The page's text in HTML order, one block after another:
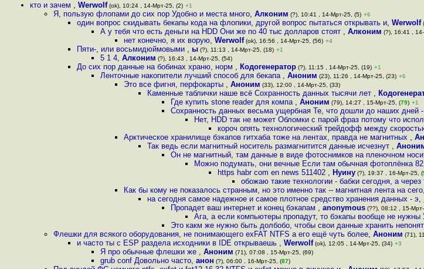
кто и зачем , Werwolf(ok), 10:24 , 14-Мрт-25, (2) +1
Я, пользую флопами до сих пор Удобно и места много, Алконим (?), 10:41 , 14-Мрт-25, (5) +6
один вопрос скидывать бекапы кода на флопики, другой вопрос пытаться открывать и, Werwolf
А у тебя что есть деньги на HDD Они же по 40 тыс долларов стоят , Алконим (?), 16:41 ,
нет конечно, я их ворую, Werwolf(ok), 16:56 , 14-Мрт-25, (56) +4
Пяти-, или восьмидюймовыми , ы (?), 11:13 , 14-Мрт-25, (18) +1
5 1 4, Алконим (?), 16:43 , 14-Мрт-25, (54)
До сих пор данные на бобинах храню, норм , Кодогенератор (?), 11:15 , 14-Мрт-25, (19) +1
Ленточные накопители лучший способ для бекапа , Аноним (23), 11:26 , 14-Мрт-25, (23) +6
Это все фигня, перфокарты , Аноним (33), 12:00 , 14-Мрт-25, (33)
Каменные таблички наше всё Сохранность данных тысячи лет ,
Где купить stone reader для компа , Аноним (79), 14:27 , 15-Мрт-25, (79) +1
Сохранность данных весьма ущербная Те, что дошли до наших дней -
Нет, HDD так не может Обломки с парой фраз потому что
короч опять технологический трейдофф между
Арктическое хранилище бэкапов гитхаба тоже на лентах, правда не магнитных ,
Так ведь если магнитный носитель размагнитится данные исчезнут ,
Он не магнитный, там данные в виде фотоснимков на пленочном
Можно подумать, они вечные Если там обычная фотоплёнка
https habr com en news 511402 , Нуину (?), 19:37 , 16-Мрт-25, (
обожаю такие технологии - бабки сегодня, а
Как бы кому не показалось странным, но это именно так -- магнитная лента на сего,
на сегодня самое надежное и самое плотное средство хранения данных - э,
Пропадет ваш интернет и конец бэкапам , anonymous (??), 08:12 , 15-
Ага, а если компьютеры пропадут, то бэкапы вообще не нужны
Это какм же нужно быть долбобо, чтобы свои данные хранить
Флешки для всякого оборудования, не понимающего exFAT NTFS а его ещё чуть более, Аноним (71),
и часто ты с ESP раздела исходники в IDE открываешь , Werwolf(ok), 12:05 , 14-Мрт-25, (34) +3
Я про обычные флешки же , Аноним (71), 07:08 , 15-Мрт-25, (69)
grub conf Довольно часто, анон (?), 06:00 , 16-Мрт-25, (87)